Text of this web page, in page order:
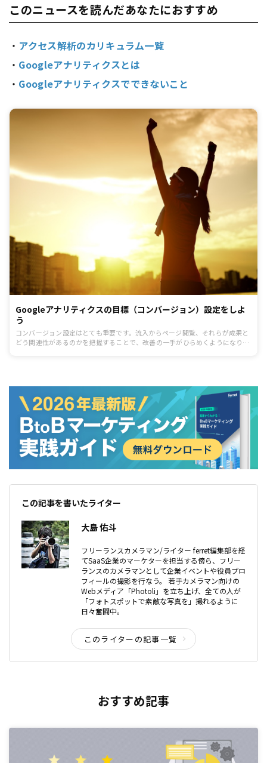
このニュースを読んだあなたにおすすめ
・ アクセス解析のカリキュラム一覧
・ Googleアナリティクスとは
・ Googleアナリティクスでできないこと
Googleアナリティクスの目標（コンバージョン）設定をしよ
う
コンバージョン設定はとても重要です。流入からページ閲覧、それらが成果と
どう関連性があるのかを把握することで、改善の一手がひらめくようになりま
この記事を書いたライター
大島 佑斗
フリーランスカメラマン/ライター ferret編集部を経
てSaaS企業のマーケターを担当する傍ら、フリー
ランスのカメラマンとして企業イベントや役員プロ
フィールの撮影を行なう。 若手カメラマン向けの
Webメディア「Photoli」を立ち上げ、全ての人が
「フォトスポットで素敵な写真を」撮れるように
日々奮闘中。
このライターの記事一覧
おすすめ記事